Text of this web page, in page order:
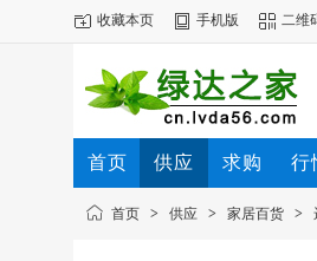
收藏本页 手机版 二维
首页 供应 求购 行
首页 > 供应 > 家居百货 >